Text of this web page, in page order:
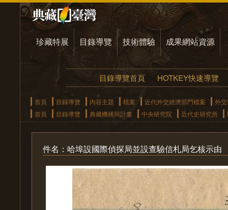
珍藏特展 目錄導覽 技術體驗 成果網站資源
目錄導覽首頁 HOTKEY快速導覽
首頁 目錄導覽 內容主題 檔案 近代外交經濟部門檔案
外
首頁
目錄導覽 典藏機構與計畫 中央研究院 近代史研究所
件名：哈埠設國際偵探局並設查驗信札局乞核示由